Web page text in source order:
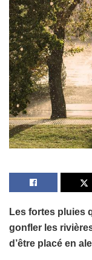
Les fortes pluies
gonfler les
d’être placé en